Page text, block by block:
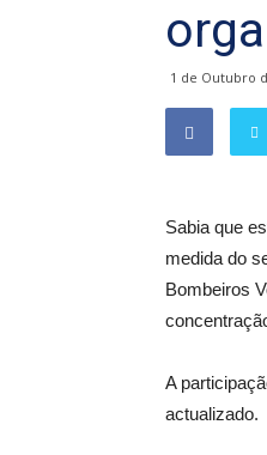
1 de Outubro
Sabia que
medida do
Bombeiros
A
actualizado.